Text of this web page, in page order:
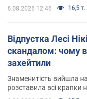
6.08.2026 12:46 16,5 т.
Відпустка Лесі
скандалом: чому
захейтили
Знаменитість вийшла
розставила всі крапки